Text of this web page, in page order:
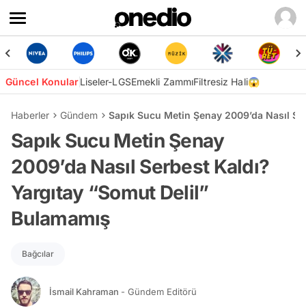
Güncel KonularLiseler-LGSEmekli ZammıFiltresiz Hali😱
Haberler Gündem Sapık Sucu Metin Şenay 2009’da Nasıl
Sapık Sucu Metin Şenay
2009’da Nasıl Serbest Kaldı?
Yargıtay “Somut Delil”
Bulamamış
Bağcılar
İsmail Kahraman - Gündem Editörü